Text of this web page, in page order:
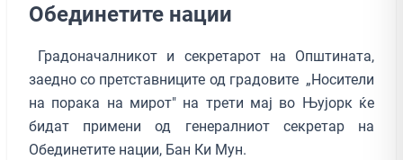
Обединетите нации
Градоначалникот и секретарот на Општината,
заедно со претставниците од градовите „Носители
на порака на мирот" на трети мај во Њујорк ќе
бидат примени од генералниот секретар на
Обединетите нации, Бан Ки Мун.